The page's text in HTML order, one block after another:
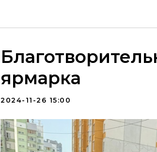
ярмарка
2024-11-26 15:00